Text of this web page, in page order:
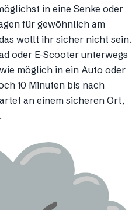
in eine Senke oder
für gewöhnlich am
wollt ihr sicher nicht sein.
oder E-Scooter unterwegs
möglich in ein Auto oder
10 Minuten bis nach
an einem sicheren Ort,